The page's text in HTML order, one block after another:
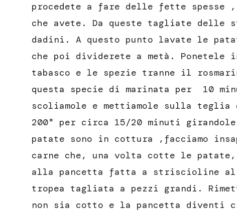
procedete a fare delle fette spesse
che avete. Da queste tagliate delle
dadini. A questo punto lavate le
che poi dividerete a metà.
tabasco e le spezie tranne il
questa specie di marinata per 10
scoliamole e mettiamole sulla teglia
200° per circa 15/20 minuti
patate sono in cottura ,facciamo
carne che, una volta cotte le
alla pancetta fatta a striscioline
tropea tagliata a pezzi grandi.
non sia cotto e la pancetta diventi